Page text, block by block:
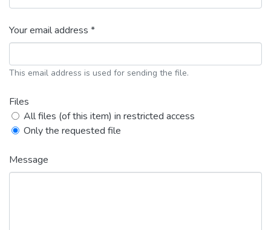
Your email address *
This email address is used for sending the file.
Files
All files (of this item) in restricted access
Only the requested file
Message